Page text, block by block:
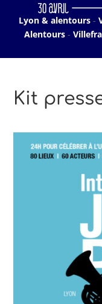
Lyon & alentours -
Alentours -
Kit